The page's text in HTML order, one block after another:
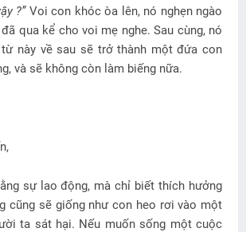
?” Voi con khóc òa lên, nó nghẹn ngào
qua kể cho voi mẹ nghe. Sau cùng, nó
này về sau sẽ trở thành một đứa con
và sẽ không còn làm biếng nữa.
sự lao động, mà chỉ biết thích hưởng
cũng sẽ giống như con heo rơi vào một
ta sát hại. Nếu muốn sống một cuộc